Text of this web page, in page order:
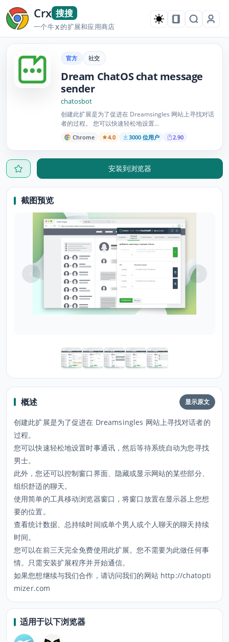
Crx 搜搜
一个牛X的扩展和应用商店
官方 社交
Dream ChatOS chat message
sender
chatosbot
创建此扩展是为了促进在 Dreamsingles 网站上寻找对话
者的过程。 您可以快速轻松地设置...
Chrome 4.0 3000 位用户 2.90
安装到浏览器
截图预览
概述 显示原文
创建此扩展是为了促进在 Dreamsingles 网站上寻找对话者的
过程。
您可以快速轻松地设置时事通讯，然后等待系统自动为您寻找
男士。
此外，您还可以控制窗口界面、隐藏或显示网站的某些部分、
组织舒适的聊天。
使用简单的工具移动浏览器窗口，将窗口放置在显示器上您想
要的位置。
查看统计数据、总持续时间或单个男人或个人聊天的聊天持续
时间。
您可以在前三天完全免费使用此扩展。您不需要为此做任何事
情。只需安装扩展程序并开始通信。
如果您想继续与我们合作，请访问我们的网站 http://chatopti
mizer.com
适用于以下浏览器